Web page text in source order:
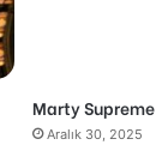
Marty Supreme
Aralık 30, 2025